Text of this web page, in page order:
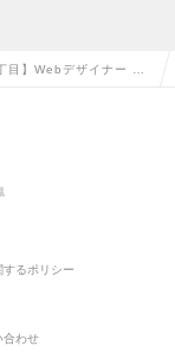
目】Webデザイナー ※
レル企業の求人情報
るポリシー
合わせ